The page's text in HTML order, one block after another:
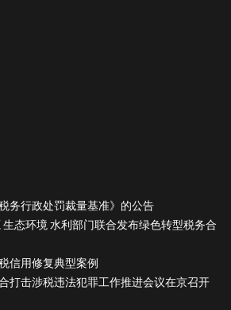
务行政处罚裁量基准》的公告
态环境 水利部门联合发布绿色转型税务合
信用修复典型案例
打击涉税违法犯罪工作推进会议在京召开